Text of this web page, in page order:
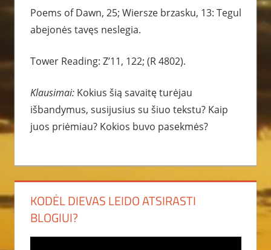
Poems of Dawn, 25; Wiersze brzasku, 13: Tegul
abejonės tavęs neslegia.
Tower Reading: Z’11, 122; (R 4802).
Klausimai: Kokius šią savaitę turėjau
išbandymus, susijusius su šiuo tekstu? Kaip
juos priėmiau? Kokios buvo pasekmės?
KODĖL DIEVAS LEIDO ATSIRASTI
BLOGIUI?